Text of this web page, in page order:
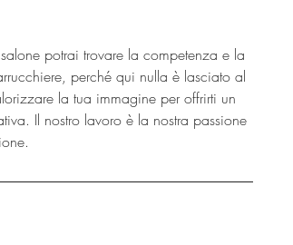
potrai trovare la competenza e la
perché qui nulla è lasciato al
la tua immagine per offrirti un
Il nostro lavoro è la nostra passione